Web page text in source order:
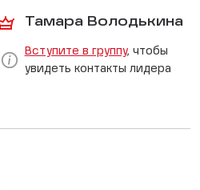
Тамара Володькина
Вступите в группу, чтобы
увидеть контакты лидера